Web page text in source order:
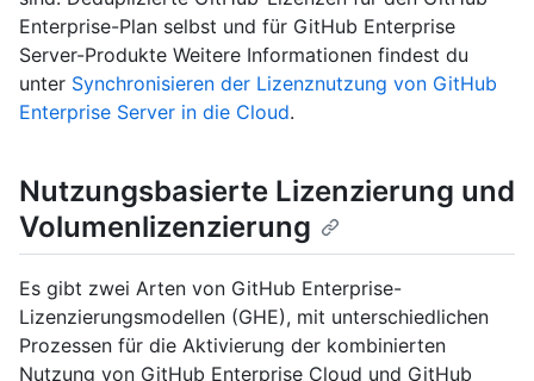
Enterprise-Plan selbst und für GitHub Enterprise
Server-Produkte Weitere Informationen findest du
unter Synchronisieren der Lizenznutzung von GitHub
Enterprise Server in die Cloud.
Nutzungsbasierte Lizenzierung und
Volumenlizenzierung
Es gibt zwei Arten von GitHub Enterprise-
Lizenzierungsmodellen (GHE), mit unterschiedlichen
Prozessen für die Aktivierung der kombinierten
Nutzung von GitHub Enterprise Cloud und GitHub